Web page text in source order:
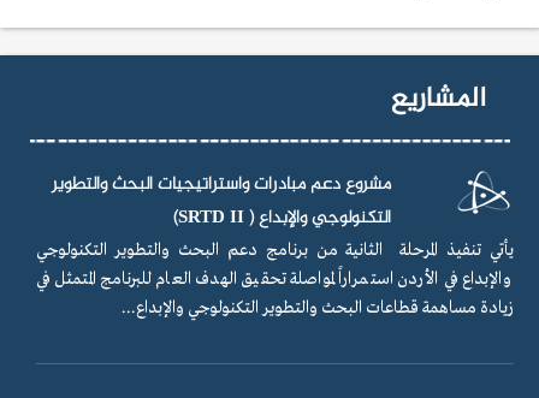
المشاريع
مشروع دعم مبادرات واستراتيجيات البحث والتطوير
التكنولوجي والإبداع ( SRTD II)
يأتي تنفيذ المرحلة الثانية من برنامج دعم البحث والتطوير التكنولوجي
والإبداع في الأردن استمراراً لمواصلة تحقيق الهدف العام للبرنامج المتمثل في
زيادة مساهمة قطاعات البحث والتطوير التكنولوجي والإبداع...